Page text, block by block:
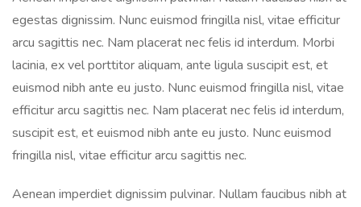
egestas dignissim. Nunc euismod fringilla nisl, vitae efficitur
arcu sagittis nec. Nam placerat nec felis id interdum. Morbi
lacinia, ex vel porttitor aliquam, ante ligula suscipit est, et
euismod nibh ante eu justo. Nunc euismod fringilla nisl, vitae
efficitur arcu sagittis nec. Nam placerat nec felis id interdum,
suscipit est, et euismod nibh ante eu justo. Nunc euismod
fringilla nisl, vitae efficitur arcu sagittis nec.
Aenean imperdiet dignissim pulvinar. Nullam faucibus nibh at